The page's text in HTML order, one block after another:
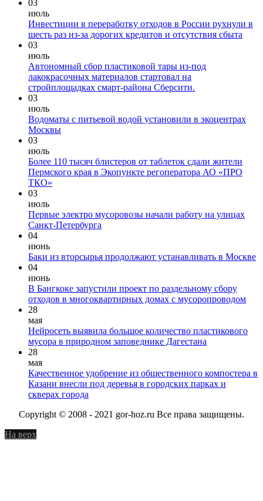
03
июль
Инвестиции в переработку отходов в России рухнули в
шесть раз из-за дорогих кредитов и отсутствия сбыта
03
июль
Автономный сбор пластиковой тары из-под
лакокрасочных материалов стартовал на
стройплощадках смарт-района Сберсити.
03
июль
Водоматы с питьевой водой установили в экоцентрах
Москвы
03
июль
Более 110 тысяч блистеров от таблеток сдали жители
Пермского края в Экопункте регоператора АО «ПРО
ТКО»
03
июль
Первые электро мусоровозы начали работу на улицах
Санкт-Петербурга
04
июнь
Баки из вторсырья продолжают устанавливать в Москве
04
июнь
В Бангкоке запустили проект по раздельному сбору
отходов в многоквартирных домах с мусоропроводом
28
мая
Нейросеть выявила большое количество пластикового
мусора в природном заповеднике Дагестана
28
мая
Качественное удобрение из общественного компостера в
Казани внесли под деревья в городских парках и
скверах города
Copyright © 2008 - 2021 gor-hoz.ru Все права защищены.
На верх